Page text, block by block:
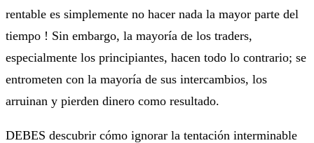
rentable es simplemente no hacer nada la mayor parte del
tiempo ! Sin embargo, la mayoría de los traders,
especialmente los principiantes, hacen todo lo contrario; se
entrometen con la mayoría de sus intercambios, los
arruinan y pierden dinero como resultado.
DEBES descubrir cómo ignorar la tentación interminable